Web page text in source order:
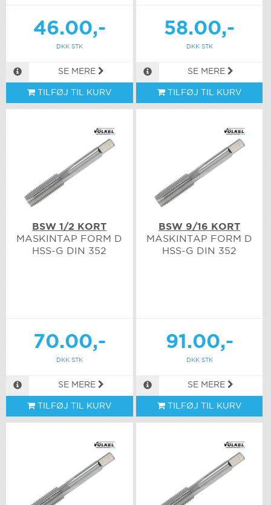
46.00,-
DKK STK
SE MERE
TILFØJ TIL KURV
58.00,-
DKK STK
SE MERE
TILFØJ TIL KURV
BSW 1/2 KORT
MASKINTAP FORM D
HSS-G DIN 352
70.00,-
DKK STK
SE MERE
TILFØJ TIL KURV
BSW 9/16 KORT
MASKINTAP FORM D
HSS-G DIN 352
91.00,-
DKK STK
SE MERE
TILFØJ TIL KURV